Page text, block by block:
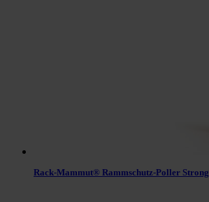
Rack-Mammut® Rammschutz-Poller Strong